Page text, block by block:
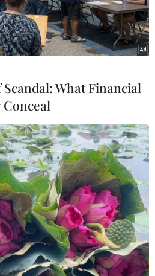
Xuân Hưng đánh giá cao đóng
Hà Nội tại Đức. (Ảnh: Phạm
Vietnam+)
Thương mại Đồng Xuân
What Financial